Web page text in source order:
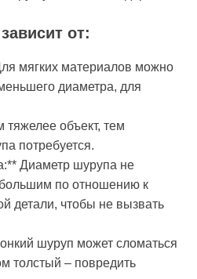
от:
мягких материалов можно
диаметра, для
тяжелее объект, тем
потребуется.
Диаметр шурупа не
по отношению к
детали, чтобы не вызвать
шуруп может сломаться
толстый – повредить